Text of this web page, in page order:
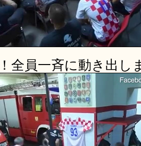
全員一斉に動き出し